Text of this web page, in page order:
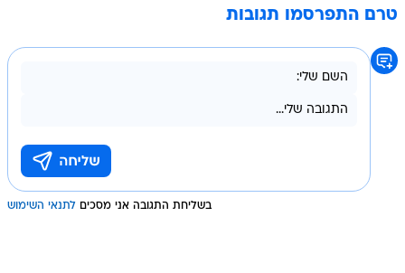
טרם התפרסמו תגובות
בשליחת התגובה אני מסכים לתנאי השימוש